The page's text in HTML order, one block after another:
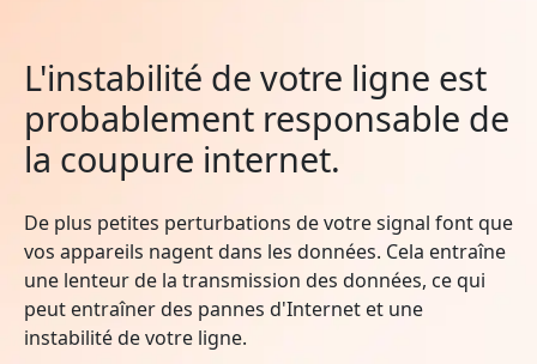
L'instabilité de votre ligne est
probablement responsable de
la coupure internet.
De plus petites perturbations de votre signal font que
vos appareils nagent dans les données. Cela entraîne
une lenteur de la transmission des données, ce qui
peut entraîner des pannes d'Internet et une
instabilité de votre ligne.